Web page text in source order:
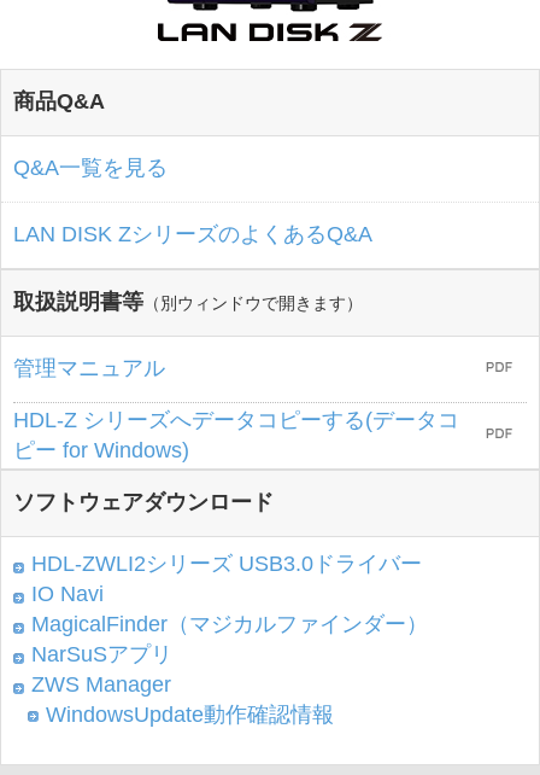
商品Q&A
Q&A一覧を見る
LAN DISK ZシリーズのよくあるQ&A
取扱説明書等 （別ウィンドウで開きます）
管理マニュアル
HDL-Z シリーズへデータコピーする(データコ
ピー for Windows)
ソフトウェアダウンロード
HDL-ZWLI2シリーズ USB3.0ドライバー
IO Navi
MagicalFinder（マジカルファインダー）
NarSuSアプリ
ZWS Manager
WindowsUpdate動作確認情報